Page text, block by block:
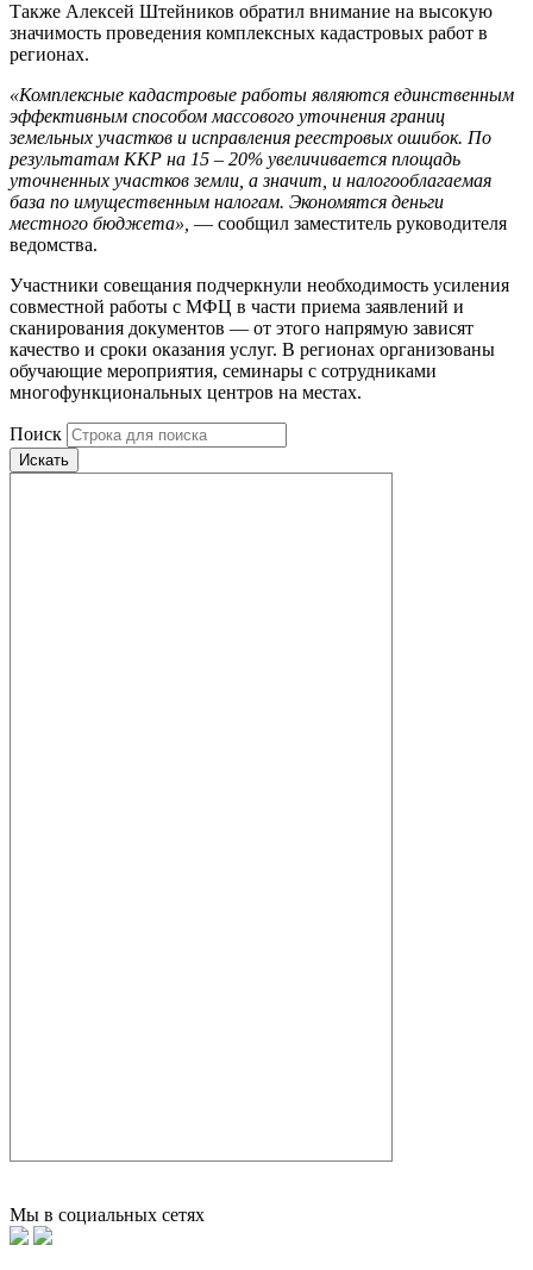
Также Алексей Штейников обратил внимание на высокую
значимость проведения комплексных кадастровых работ в
регионах.
«Комплексные кадастровые работы являются единственным
эффективным способом массового уточнения границ
земельных участков и исправления реестровых ошибок. По
результатам ККР на 15 – 20% увеличивается площадь
уточненных участков земли, а значит, и налогооблагаемая
база по имущественным налогам. Экономятся деньги
местного бюджета», — сообщил заместитель руководителя
ведомства.
Участники совещания подчеркнули необходимость усиления
совместной работы с МФЦ в части приема заявлений и
сканирования документов — от этого напрямую зависят
качество и сроки оказания услуг. В регионах организованы
обучающие мероприятия, семинары с сотрудниками
многофункциональных центров на местах.
Поиск
Искать
Мы в социальных сетях